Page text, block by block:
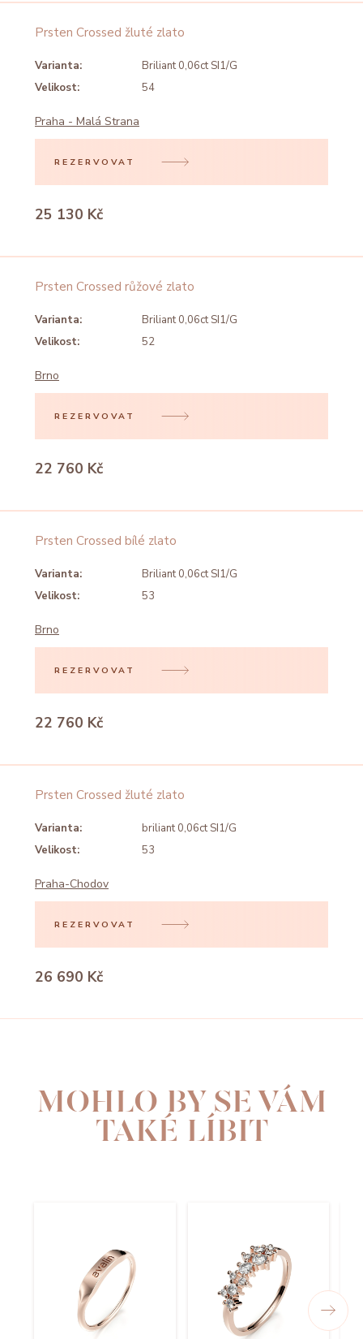
Prsten Crossed žluté zlato
Varianta:
Briliant 0,06ct SI1/G
Velikost:
54
Praha - Malá Strana
REZERVOVAT
25 130 Kč
Prsten Crossed růžové zlato
Varianta:
Briliant 0,06ct SI1/G
Velikost:
52
Brno
REZERVOVAT
22 760 Kč
Prsten Crossed bílé zlato
Varianta:
Briliant 0,06ct SI1/G
Velikost:
53
Brno
REZERVOVAT
22 760 Kč
Prsten Crossed žluté zlato
Varianta:
briliant 0,06ct SI1/G
Velikost:
53
Praha-Chodov
REZERVOVAT
26 690 Kč
MOHLO BY SE VÁM
TAKÉ LÍBIT